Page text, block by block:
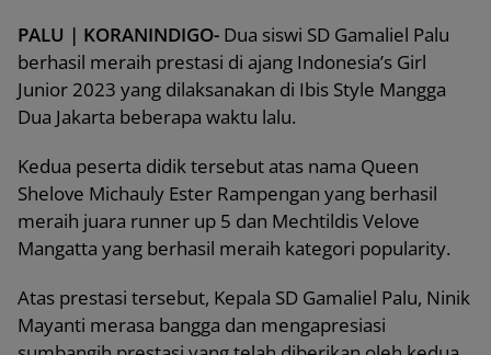
PALU | KORANINDIGO- Dua siswi SD Gamaliel Palu
berhasil meraih prestasi di ajang Indonesia’s Girl
Junior 2023 yang dilaksanakan di Ibis Style Mangga
Dua Jakarta beberapa waktu lalu.
Kedua peserta didik tersebut atas nama Queen
Shelove Michauly Ester Rampengan yang berhasil
meraih juara runner up 5 dan Mechtildis Velove
Mangatta yang berhasil meraih kategori popularity.
Atas prestasi tersebut, Kepala SD Gamaliel Palu, Ninik
Mayanti merasa bangga dan mengapresiasi